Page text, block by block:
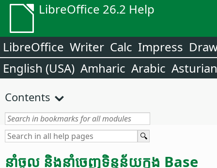
LibreOffice 26.2 Help
LibreOffice Writer Calc Impress
English (USA) Amharic Arabic Asturian
Contents
នាំចូល និង​នាំចេញ​ទិន្នន័យ​ក្នុង Base